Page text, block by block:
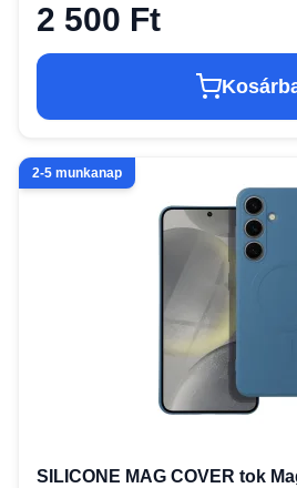
2 500 Ft
2-5 munkanap
SILICONE MAG COVER tok